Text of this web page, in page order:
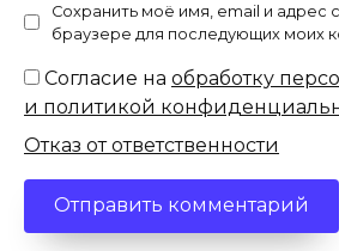
Сохранить моё имя, email и адрес
браузере для последующих моих
Согласие на обработку
и политикой
Отказ от ответственности